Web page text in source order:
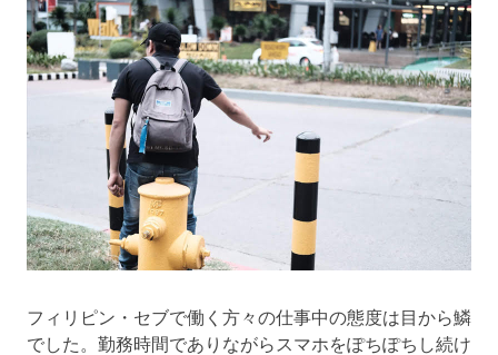
ま
す！
フィリピン・セブで働く方々の仕事中の態度は目から鱗
でした。勤務時間でありながらスマホをぽちぽちし続け